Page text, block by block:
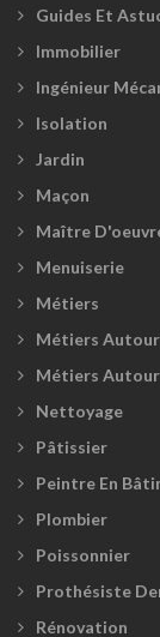
Guides Et
Immobilier
Ingénieur
Isolation
Jardin
Maçon
Maître
Menuiserie
Métiers
Métiers Autour
Métiers
Nettoyage
Pâtissier
Peintre En
Plombier
Poissonnier
Prothésiste
Rénovation